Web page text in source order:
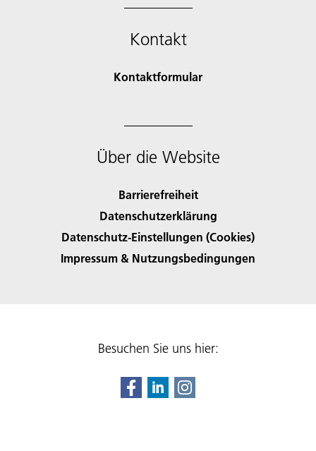
Kontakt
Kontaktformular
Über die Website
Barrierefreiheit
Datenschutzerklärung
Datenschutz-Einstellungen (Cookies)
Impressum & Nutzungsbedingungen
Besuchen Sie uns hier: